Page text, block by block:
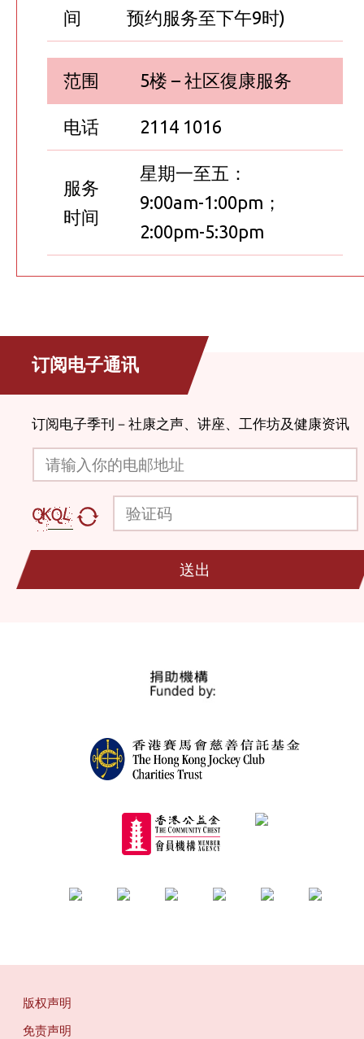
间
预约服务至下午9时)
范围 5楼 – 社区復康服务
电话 2114 1016
服务
时间
星期一至五：
9:00am-1:00pm；
2:00pm-5:30pm
订阅电子通讯
订阅电子季刊－社康之声、讲座、工作坊及健康资讯
送出
版权声明
免责声明